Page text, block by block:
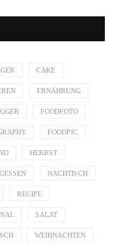
CAKE
ERNÄHRUNG
FOODFOTO
FOODPIC
HERBST
NACHTISCH
RECIPE
SALAT
WEIHNACHTEN